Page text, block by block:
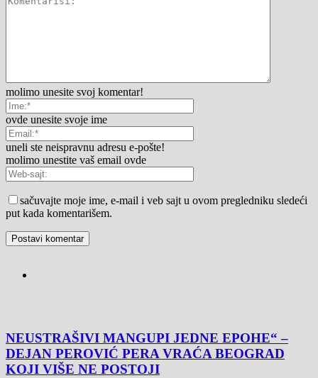
molimo unesite svoj komentar!
ovde unesite svoje ime
uneli ste neispravnu adresu e-pošte!
molimo unestite vaš email ovde
sačuvajte moje ime, e-mail i veb sajt u ovom pregledniku sledeći
put kada komentarišem.
NEUSTRAŠIVI MANGUPI JEDNE EPOHE“ –
DEJAN PEROVIĆ PERA VRAĆA BEOGRAD
KOJI VIŠE NE POSTOJI